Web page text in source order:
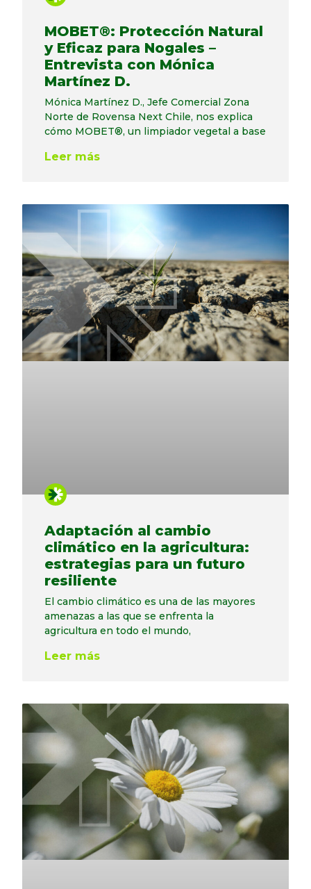
MOBET®: Protección Natural
y Eficaz para Nogales –
Entrevista con Mónica
Martínez D.
Mónica Martínez D., Jefe Comercial Zona
Norte de Rovensa Next Chile, nos explica
cómo MOBET®, un limpiador vegetal a base
Leer más
Adaptación al cambio
climático en la agricultura:
estrategias para un futuro
resiliente
El cambio climático es una de las mayores
amenazas a las que se enfrenta la
agricultura en todo el mundo,
Leer más